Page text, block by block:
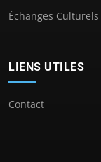
Échanges
LIENS UTILES
Contact